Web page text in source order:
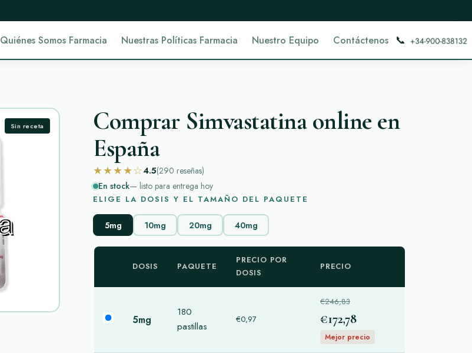
Quiénes Somos Farmacia Nuestras Políticas Farmacia Nuestro Equipo Contáctenos 📞
Sin receta
Comprar Simvastatina online en
España
★★★★☆4.5(290 reseñas)
En stock— listo para entrega hoy
ELIGE LA DOSIS Y EL TAMAÑO DEL PAQUETE
5mg 10mg 20mg 40mg
DOSIS PAQUETE
PRECIO POR
DOSIS
PRECIO
5mg
180
pastillas
€0,97
€246,83
€172,78
Mejor precio